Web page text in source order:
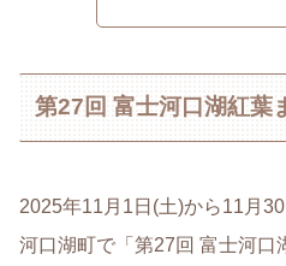
第27回 富士河口湖紅葉
2025年11月1日(土)から11月
河口湖町で「第27回 富士河口